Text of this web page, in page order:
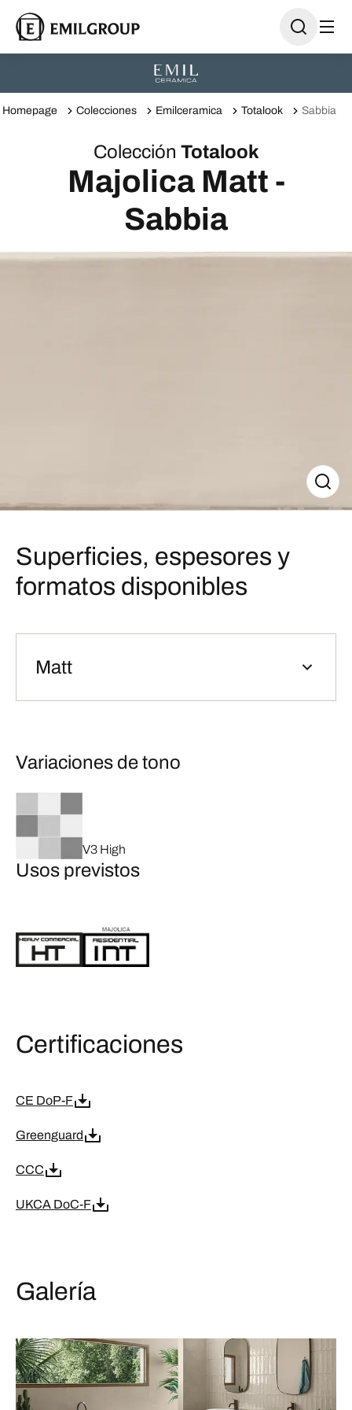
Homepage Colecciones Emilceramica Totalook Sabbia
Colección Totalook
Majolica Matt -
Sabbia
Superficies, espesores y
formatos disponibles
Matt
Variaciones de tono
V3 High
Usos previstos
Certificaciones
CE DoP-F
Greenguard
CCC
UKCA DoC-F
Galería